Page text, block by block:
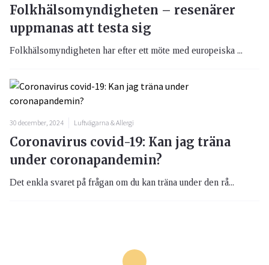
Folkhälsomyndigheten – resenärer
uppmanas att testa sig
Folkhälsomyndigheten har efter ett möte med europeiska ...
30 december, 2024 Luftvägarna & Allergi
Coronavirus covid-19: Kan jag träna
under coronapandemin?
Det enkla svaret på frågan om du kan träna under den rå...